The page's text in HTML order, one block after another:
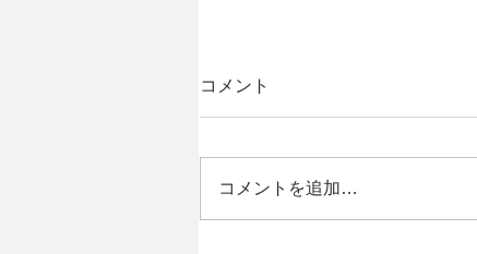
コメント
コメントを追加…